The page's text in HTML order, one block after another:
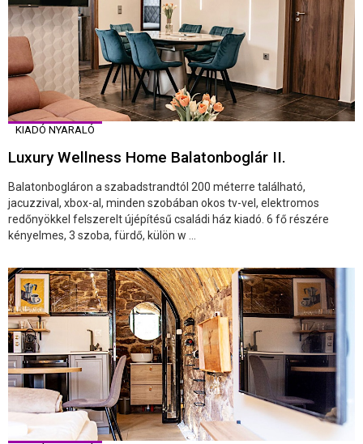
KIADÓ NYARALÓ
Luxury Wellness Home Balatonboglár II.
Balatonbogláron a szabadstrandtól 200 méterre található,
jacuzzival, xbox-al, minden szobában okos tv-vel, elektromos
redőnyökkel felszerelt újépítésű családi ház kiadó. 6 fő részére
kényelmes, 3 szoba, fürdő, külön w ...